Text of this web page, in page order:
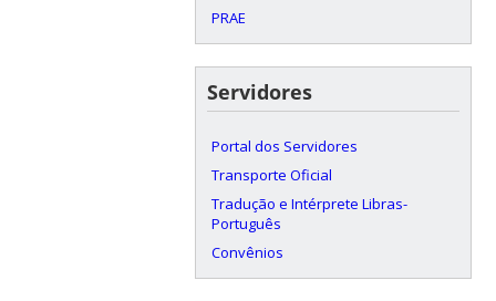
PRAE
Servidores
Portal dos Servidores
Transporte Oficial
Tradução e Intérprete Libras-
Português
Convênios